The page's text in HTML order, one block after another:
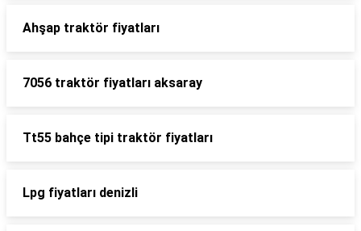
Ahşap traktör fiyatları
7056 traktör fiyatları aksaray
Tt55 bahçe tipi traktör fiyatları
Lpg fiyatları denizli